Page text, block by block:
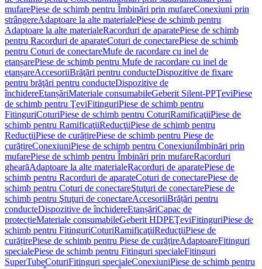
mufarePiese de schimb pentru Îmbinări prin mufareConexiuni prin
strângereAdaptoare la alte materialePiese de schimb pentru
Adaptoare la alte materialeRacorduri de aparatePiese de schimb
pentru Racorduri de aparateCoturi de conectarePiese de schimb
pentru Coturi de conectareMufe de racordare cu inel de
etanșarePiese de schimb pentru Mufe de racordare cu inel de
etanșareAccesoriiBrăţări pentru conducteDispozitive de fixare
pentru brăţări pentru conducteDispozitive de
închidereEtanșăriMateriale consumabileGeberit Silent-PPŢeviPiese
de schimb pentru ŢeviFitinguriPiese de schimb pentru
FitinguriCoturiPiese de schimb pentru CoturiRamificaţiiPiese de
schimb pentru RamificaţiiReducţiiPiese de schimb pentru
ReducţiiPiese de curățirePiese de schimb pentru Piese de
curățireConexiuniPiese de schimb pentru ConexiuniÎmbinări prin
mufarePiese de schimb pentru Îmbinări prin mufareRacorduri
ghearăAdaptoare la alte materialeRacorduri de aparatePiese de
schimb pentru Racorduri de aparateCoturi de conectarePiese de
schimb pentru Coturi de conectareŞtuţuri de conectarePiese de
schimb pentru Ştuţuri de conectareAccesoriiBrățări pentru
conducteDispozitive de închidereEtanșăriCapac de
protecțieMateriale consumabileGeberit HDPEŢeviFitinguriPiese de
schimb pentru FitinguriCoturiRamificaţiiReducţiiPiese de
curățirePiese de schimb pentru Piese de curățireAdaptoareFitinguri
specialePiese de schimb pentru Fitinguri specialeFitinguri
SuperTubeCoturiFitinguri specialeConexiuniPiese de schimb pentru